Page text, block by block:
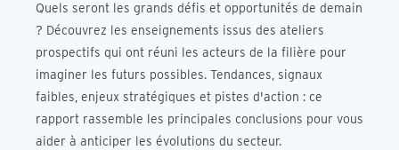
Quels seront les grands défis et opportunités de demain
? Découvrez les enseignements issus des ateliers
prospectifs qui ont réuni les acteurs de la filière pour
imaginer les futurs possibles. Tendances, signaux
faibles, enjeux stratégiques et pistes d'action : ce
rapport rassemble les principales conclusions pour vous
aider à anticiper les évolutions du secteur.